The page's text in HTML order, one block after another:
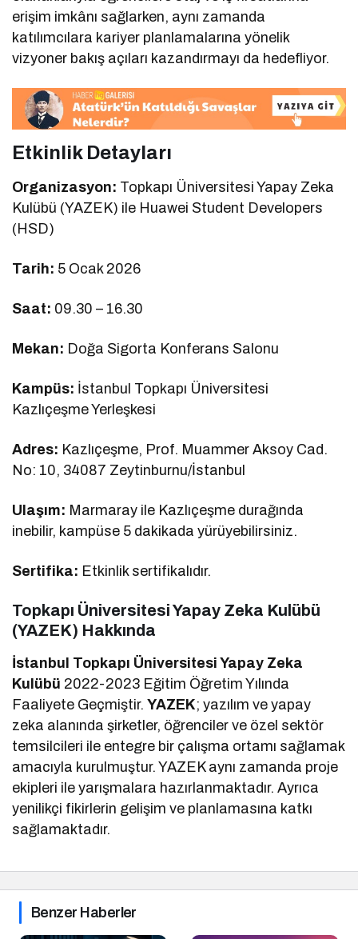
erişim imkânı sağlarken, aynı zamanda
katılımcılara kariyer planlamalarına yönelik
vizyoner bakış açıları kazandırmayı da hedefliyor.
Etkinlik Detayları
Organizasyon: Topkapı Üniversitesi Yapay Zeka
Kulübü (YAZEK) ile Huawei Student Developers
(HSD)
Tarih: 5 Ocak 2026
Saat: 09.30 – 16.30
Mekan: Doğa Sigorta Konferans Salonu
Kampüs: İstanbul Topkapı Üniversitesi
Kazlıçeşme Yerleşkesi
Adres: Kazlıçeşme, Prof. Muammer Aksoy Cad.
No: 10, 34087 Zeytinburnu/İstanbul
Ulaşım: Marmaray ile Kazlıçeşme durağında
inebilir, kampüse 5 dakikada yürüyebilirsiniz.
Sertifika: Etkinlik sertifikalıdır.
Topkapı Üniversitesi Yapay Zeka Kulübü
(YAZEK) Hakkında
İstanbul Topkapı Üniversitesi Yapay Zeka
Kulübü 2022-2023 Eğitim Öğretim Yılında
Faaliyete Geçmiştir.YAZEK; yazılım ve yapay
zeka alanında şirketler, öğrenciler ve özel sektör
temsilcileri ile entegre bir çalışma ortamı sağlamak
amacıyla kurulmuştur. YAZEK aynı zamanda proje
ekipleri ile yarışmalara hazırlanmaktadır. Ayrıca
yenilikçi fikirlerin gelişim ve planlamasına katkı
sağlamaktadır.
Benzer Haberler